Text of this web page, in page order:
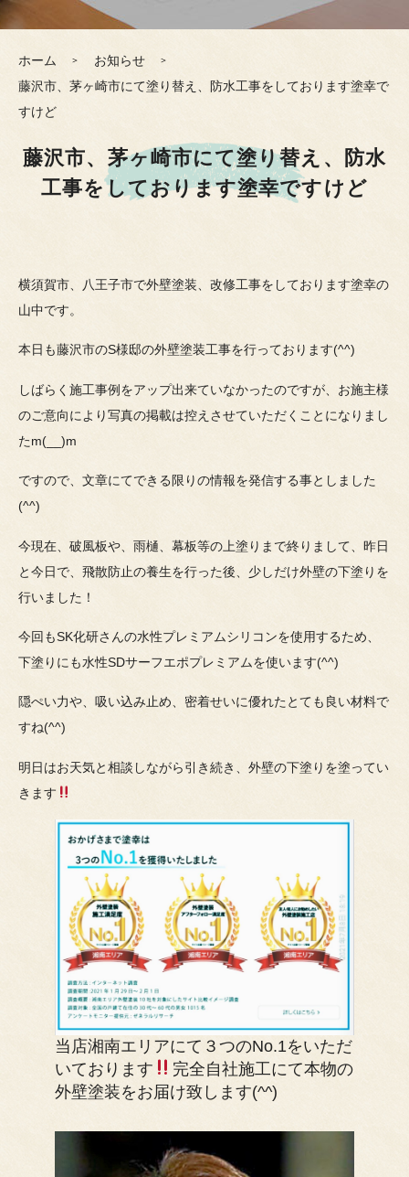
ホーム
お知らせ
藤沢市、茅ヶ崎市にて塗り替え、防水工事をしております塗幸で
すけど
藤沢市、茅ヶ崎市にて塗り替え、防水
工事をしております塗幸ですけど
横須賀市、八王子市で外壁塗装、改修工事をしております塗幸の
山中です。
本日も藤沢市のS様邸の外壁塗装工事を行っております(^^)
しばらく施工事例をアップ出来ていなかったのですが、お施主様
のご意向により写真の掲載は控えさせていただくことになりまし
たm(__)m
ですので、文章にてできる限りの情報を発信する事としました
(^^)
今現在、破風板や、雨樋、幕板等の上塗りまで終りまして、昨日
と今日で、飛散防止の養生を行った後、少しだけ外壁の下塗りを
行いました！
今回もSK化研さんの水性プレミアムシリコンを使用するため、
下塗りにも水性SDサーフエポプレミアムを使います(^^)
隠ぺい力や、吸い込み止め、密着せいに優れたとても良い材料で
すね(^^)
明日はお天気と相談しながら引き続き、外壁の下塗りを塗ってい
きます
当店湘南エリアにて３つのNo.1をいただ
いております
完全自社施工にて本物の
外壁塗装をお届け致します(^^)